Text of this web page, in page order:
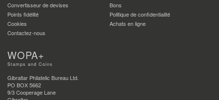
Convertisseur de devises
Bons
Points fidélité
Politique de confidentialité
Cookies
Achats en ligne
Contactez-nous
WOPA+
Stamps and Coins
Gibraltar Philatelic Bureau Ltd.
PO BOX 5662
9/3 Cooperage Lane